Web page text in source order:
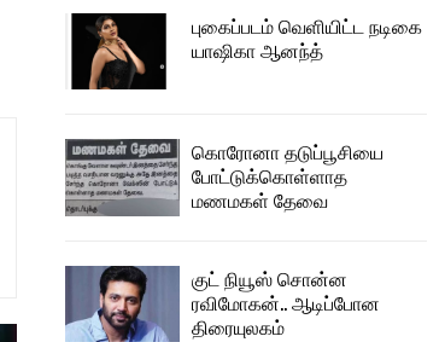
புகைப்படம் வெளியிட்ட நடிகை
யாஷிகா ஆனந்த்
கொரோனா தடுப்பூசியை
போட்டுக்கொள்ளாத
மணமகள் தேவை
குட் நியூஸ் சொன்ன
ரவிமோகன்.. ஆடிப்போன
திரையுலகம்